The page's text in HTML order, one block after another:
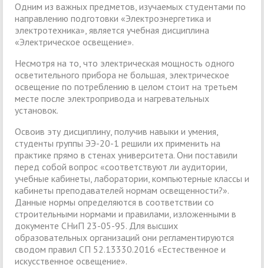
Одним из важных предметов, изучаемых студентами по
направлению подготовки «Электроэнергетика и
электротехника», является учебная дисциплина
«Электрическое освещение».
Несмотря на то, что электрическая мощность одного
осветительного прибора не большая, электрическое
освещение по потреблению в целом стоит на третьем
месте после электропривода и нагревательных
установок.
Освоив эту дисциплину, получив навыки и умения,
студенты группы ЭЭ-20-1 решили их применить на
практике прямо в стенах университета. Они поставили
перед собой вопрос «соответствуют ли аудитории,
учебные кабинеты, лаборатории, компьютерные классы и
кабинеты преподавателей нормам освещенности?».
Данные нормы определяются в соответствии со
строительными нормами и правилами, изложенными в
документе СНиП 23-05-95. Для высших
образовательных организаций они регламентируются
сводом правил СП 52.13330.2016 «Естественное и
искусственное освещение».